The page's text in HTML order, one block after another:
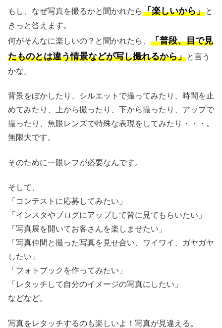
もし、なぜ写真を撮るかと聞かれたら「楽しいから」と
きっと答えます。
何がそんなに楽しいの？と聞かれたら、 「普段、目で見
たものとは違う情景などが写し撮れるから」と言う
かな。
背景をぼかしたり、シルエットで撮ってみたり、時間を止
めてみたり、上から撮ったり、下から撮ったり、アップで
撮ったり、魚眼レンズで特殊な表現をしてみたり・・・。
無限大です。
そのために一眼レフが必要なんです。
そして、
「コンテストに応募してみたい」
「インスタやブログにアップして皆に見てもらいたい」
「写真展を開いてお客さんを楽しませたい」
「写真仲間と撮った写真を見せ合い、ワイワイ、ガヤガヤ
したい」
「フォトブックを作ってみたい」
「レタッチして自分のイメージの写真にしたい」
などなど。
写真をレタッチするのも楽しいよ！写真が見違える。